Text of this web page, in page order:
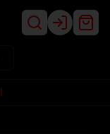
Login